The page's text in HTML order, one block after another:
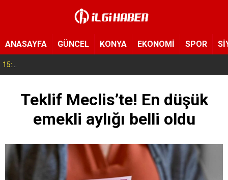
ANASAYFA GÜNCEL KONYA EKONOMİ SPOR
15:11
Teklif Meclis’te! En düşük
emekli aylığı belli oldu